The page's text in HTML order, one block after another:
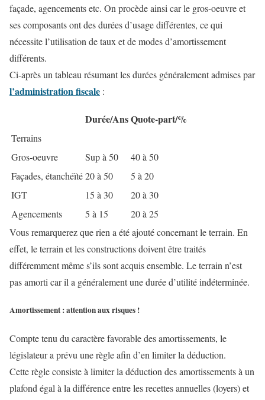
façade, agencements etc. On procède ainsi car le gros-oeuvre et
ses composants ont des durées d’usage différentes, ce qui
nécessite l’utilisation de taux et de modes d’amortissement
différents.
Ci-après un tableau résumant les durées généralement admises par
l’administration fiscale :
Durée/AnsQuote-part/%
Terrains
Gros-oeuvre
Sup à 50
40 à 50
Façades, étanchéïté20 à 50
5 à 20
IGT
15 à 30
20 à 30
Agencements
5 à 15
20 à 25
Vous remarquerez que rien a été ajouté concernant le terrain. En
effet, le terrain et les constructions doivent être traités
différemment même s’ils sont acquis ensemble. Le terrain n’est
pas amorti car il a généralement une durée d’utilité indéterminée.
Amortissement : attention aux risques !
Compte tenu du caractère favorable des amortissements, le
législateur a prévu une règle afin d’en limiter la déduction.
Cette règle consiste à limiter la déduction des amortissements à un
plafond égal à la différence entre les recettes annuelles (loyers) et